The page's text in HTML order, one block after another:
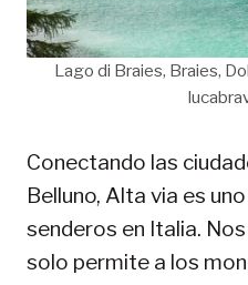
Lago di Braies, Braies,
Conectando las
Belluno, Alta via es
senderos en Italia.
solo permite a los